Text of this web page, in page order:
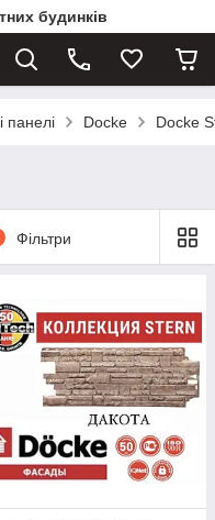
будинків
панелі Docke Docke
Фільтри